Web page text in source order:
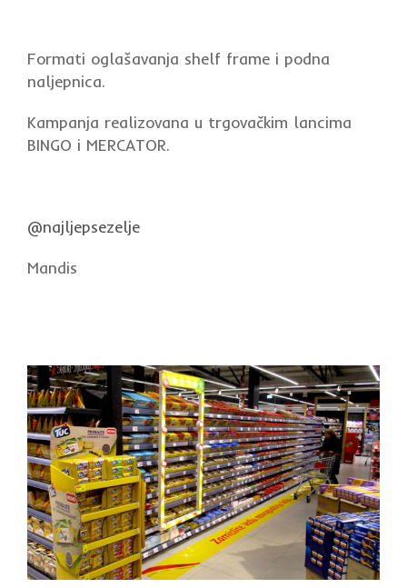
Formati oglašavanja shelf frame i podna
naljepnica.
Kampanja realizovana u trgovačkim lancima
BINGO i MERCATOR.
@najljepsezelje
Mandis